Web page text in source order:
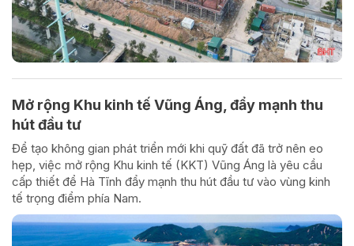
Mở rộng Khu kinh tế Vũng Áng, đẩy mạnh thu
hút đầu tư
Để tạo không gian phát triển mới khi quỹ đất đã trở nên eo
hẹp, việc mở rộng Khu kinh tế (KKT) Vũng Áng là yêu cầu
cấp thiết để Hà Tĩnh đẩy mạnh thu hút đầu tư vào vùng kinh
tế trọng điểm phía Nam.